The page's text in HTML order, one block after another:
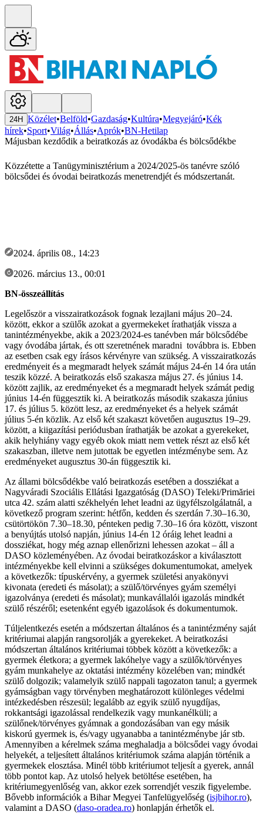
24H Közélet•Belföld•Gazdaság•Kultúra•Megyejáró•Kék
hírek•Sport•Világ•Állás•Aprók•BN-Hetilap
Májusban kezdődik a beiratkozás az óvodákba és bölcsődékbe
Közzétette a Tanügyminisztérium a 2024/2025-ös tanévre szóló
bölcsődei és óvodai beiratkozás menetrendjét és módszertanát.
2024. április 08., 14:23
2026. március 13., 00:01
BN-összeállítás
Legelőször a visszairatkozások fognak lezajlani május 20–24.
között, ekkor a szülők azokat a gyermekeket írathatják vissza a
tanintézményekbe, akik a 2023/2024-es tanévben már bölcsődébe
vagy óvodába jártak, és ott szeretnének maradni továbbra is. Ebben
az esetben csak egy írásos kérvényre van szükség. A visszairatkozás
eredményeit és a megmaradt helyek számát május 24-én 14 óra után
teszik közzé. A beiratkozás első szakasza május 27. és június 14.
között zajlik, az eredményeket és a megmaradt helyek számát pedig
június 14-én függesztik ki. A beiratkozás második szakasza június
17. és július 5. között lesz, az eredményeket és a helyek számát
július 5-én közlik. Az első két szakaszt követően augusztus 19–29.
között, a kiigazítási periódusban írathatják be azokat a gyerekeket,
akik helyhiány vagy egyéb okok miatt nem vettek részt az első két
szakaszban, illetve nem jutottak be egyetlen intézménybe sem. Az
eredményeket augusztus 30-án függesztik ki.
Az állami bölcsődékbe való beiratkozás esetében a dossziékat a
Nagyváradi Szociális Ellátási Igazgatóság (DASO) Teleki/Primăriei
utca 42. szám alatti székhelyén lehet leadni az ügyfélszolgálatnál, a
következő program szerint: hétfőn, kedden és szerdán 7.30–16.30,
csütörtökön 7.30–18.30, pénteken pedig 7.30–16 óra között, viszont
a benyújtás utolsó napján, június 14-én 12 óráig lehet leadni a
dossziékat, hogy még aznap ellenőrizni lehessen azokat – áll a
DASO közleményében. Az óvodai beiratkozáskor a kiválasztott
intézményekbe kell elvinni a szükséges dokumentumokat, amelyek
a következők: típuskérvény, a gyermek születési anyakönyvi
kivonata (eredeti és másolat); a szülő/törvényes gyám személyi
igazolványa (eredeti és másolat); munkavállalói igazolás mindkét
szülő részéről; esetenként egyéb igazolások és dokumentumok.
Túljelentkezés esetén a módszertan általános és a tanintézmény saját
kritériumai alapján rangsorolják a gyerekeket. A beiratkozási
módszertan általános kritériumai többek között a következők: a
gyermek életkora; a gyermek lakóhelye vagy a szülők/törvényes
gyám munkahelye az oktatási intézmény közelében van; mindkét
szülő dolgozik; valamelyik szülő nappali tagozaton tanul; a gyermek
gyámságban vagy törvényben meghatározott különleges védelmi
intézkedésben részesül; legalább az egyik szülő nyugdíjas,
rokkantsági igazolással rendelkezik vagy munkanélküli; a
szülőnek/törvényes gyámnak a gondozásában van egy másik
kiskorú gyermek is, és/vagy ugyanabba a tanintézménybe jár stb.
Amennyiben a kérelmek száma meghaladja a bölcsődei vagy óvodai
helyekét, a teljesített általános kritériumok száma alapján történik a
gyermekek elosztása. Minél több kritériumot teljesít a gyerek, annál
több pontot kap. Az utolsó helyek betöltése esetében, ha
kritériumegyenlőség van, akkor ezek sorrendjét veszik figyelembe.
Bővebb információk a Bihar Megyei Tanfelügyelőség (isjbihor.ro),
valamint a DASO (daso-oradea.ro) honlapján érhetők el.